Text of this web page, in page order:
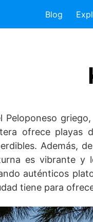
Blog
Peloponeso
ofrece playas
Además,
es vibrante y
auténticos
tiene para